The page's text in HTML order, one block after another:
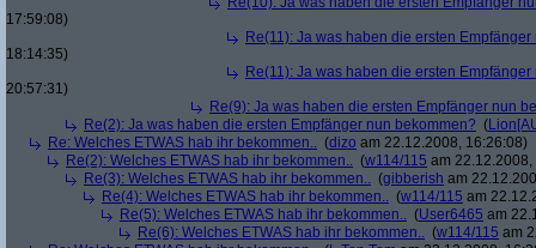
17:59:08)
Re(11): Ja was haben die ersten
18:14:35)
Re(11): Ja was haben die ersten
20:57:31)
Re(9): Ja was haben die ersten Empfänger nun
Re(2): Ja was haben die ersten Empfänger nun bekommen? (
Re: Welches ETWAS hab ihr bekommen.. (dizo am 22.12.2008, 16:26:08)
Re(2): Welches ETWAS hab ihr bekommen.. (w114/115 am
Re(3): Welches ETWAS hab ihr bekommen.. (gibberish am
Re(4): Welches ETWAS hab ihr bekommen.. (w114/115 am
Re(5): Welches ETWAS hab ihr bekommen.. (User6465 am
Re(6): Welches ETWAS hab ihr bekommen.. (w114/115 am